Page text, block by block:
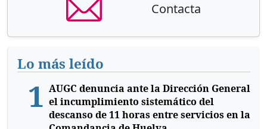
Contacta
Lo más leído
1 AUGC denuncia ante la Dirección General
el incumplimiento sistemático del
descanso de 11 horas entre servicios en la